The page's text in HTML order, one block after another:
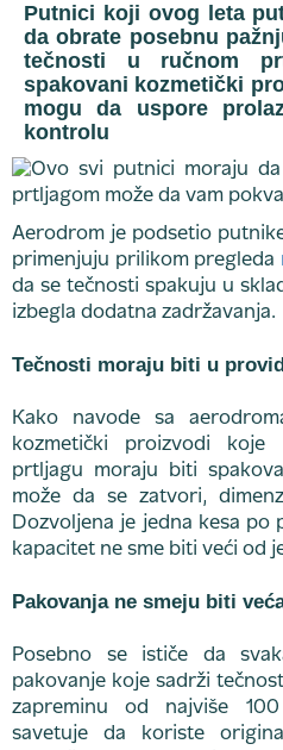
Putnici koji ovog leta
da obrate posebnu
tečnosti u ručnom
spakovani kozmetički
mogu da uspore
kontrolu
Aerodrom je podsetio
primenjuju prilikom pregleda
da se tečnosti spakuju u
izbegla dodatna zadržavanja.
Tečnosti moraju biti u
Kako navode sa
kozmetički proizvodi
prtljagu moraju biti
može da se zatvori,
Dozvoljena je jedna kesa po
kapacitet ne sme biti veći od
Pakovanja ne smeju biti
Posebno se ističe da
pakovanje koje sadrži
zapreminu od najviše
savetuje da koriste